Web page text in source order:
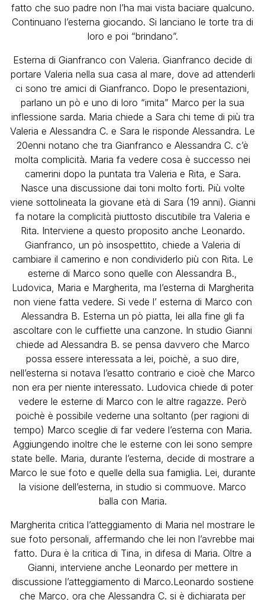
fatto che suo padre non l’ha mai vista baciare qualcuno.
Continuano l’esterna giocando. Si lanciano le torte tra di
loro e poi “brindano”.
Esterna di Gianfranco con Valeria. Gianfranco decide di
portare Valeria nella sua casa al mare, dove ad attenderli
ci sono tre amici di Gianfranco. Dopo le presentazioni,
parlano un pò e uno di loro “imita” Marco per la sua
inflessione sarda. Maria chiede a Sara chi teme di più tra
Valeria e Alessandra C. e Sara le risponde Alessandra. Le
20enni notano che tra Gianfranco e Alessandra C. c’è
molta complicità. Maria fa vedere cosa è successo nei
camerini dopo la puntata tra Valeria e Rita, e Sara.
Nasce una discussione dai toni molto forti. Più volte
viene sottolineata la giovane età di Sara (19 anni). Gianni
fa notare la complicità piuttosto discutibile tra Valeria e
Rita. Interviene a questo proposito anche Leonardo.
Gianfranco, un pò insospettito, chiede a Valeria di
cambiare il camerino e non condividerlo più con Rita. Le
esterne di Marco sono quelle con Alessandra B.,
Ludovica, Maria e Margherita, ma l’esterna di Margherita
non viene fatta vedere. Si vede l’ esterna di Marco con
Alessandra B. Esterna un pò piatta, lei alla fine gli fa
ascoltare con le cuffiette una canzone. In studio Gianni
chiede ad Alessandra B. se pensa davvero che Marco
possa essere interessata a lei, poichè, a suo dire,
nell’esterna si notava l’esatto contrario e cioè che Marco
non era per niente interessato. Ludovica chiede di poter
vedere le esterne di Marco con le altre ragazze. Però
poichè è possibile vederne una soltanto (per ragioni di
tempo) Marco sceglie di far vedere l’esterna con Maria.
Aggiungendo inoltre che le esterne con lei sono sempre
state belle. Maria, durante l’esterna, decide di mostrare a
Marco le sue foto e quelle della sua famiglia. Lei, durante
la visione dell’esterna, in studio si commuove. Marco
balla con Maria.
Margherita critica l’atteggiamento di Maria nel mostrare le
sue foto personali, affermando che lei non l’avrebbe mai
fatto. Dura è la critica di Tina, in difesa di Maria. Oltre a
Gianni, interviene anche Leonardo per mettere in
discussione l’atteggiamento di Marco.Leonardo sostiene
che Marco, ora che Alessandra C. si è dichiarata per